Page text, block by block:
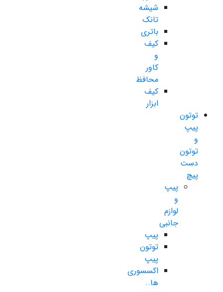
شیشه
تانک
باتری
کیف
و
کاور
محافظ
کیف
ابزار
توتون
پیپ
و
توتون
دست
پیچ
پیپ
و
لوازم
جانبی
پیپ
توتون
پیپ
اکسسوری
ها..